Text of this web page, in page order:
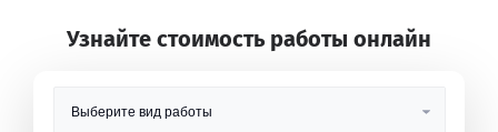
Узнайте стоимость работы онлайн